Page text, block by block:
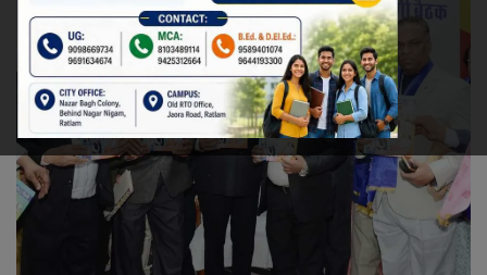
रेलवे
खेल
ज्योतिष
कला-साहित्य